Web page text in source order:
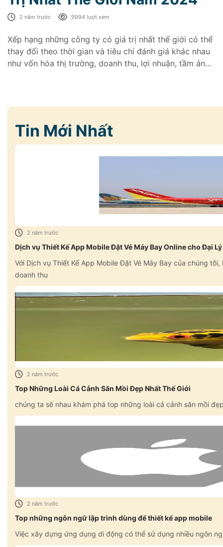
2 năm trước 9994 lượt xem
Xếp hạng những công ty có giá trị nhất thế giới có thể
thay đổi theo thời gian và tiêu chí đánh giá khác nhau
như vốn hóa thị trường, doanh thu, lợi nhuận, tầm ảnh
Tin Mới Nhất
2 năm trước
Dịch vụ Thiết Kế App Mobile Đặt Vé Máy Bay Online cho Đại
Với Dịch vụ Thiết Kế App Mobile Đặt Vé Máy Bay của chúng
doanh thu
2 năm trước
Top Những Loài Cá Cảnh Săn Mồi Đẹp Nhất Thế Giới
chúng ta sẽ nhau khám phá top những loài cá cảnh săn mồi
2 năm trước
Top những ngôn ngữ lập trình dùng để thiết kế app mobile
Việc xây dựng ứng dụng di động có thể sử dụng nhiều ngôn